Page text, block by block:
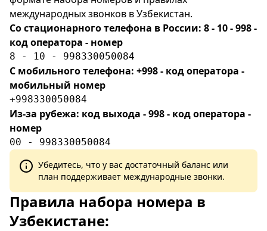
международных звонков в Узбекистан.
Со стационарного телефона в России: 8 - 10 - 998 -
код оператора - номер
8 - 10 - 998330050084
С мобильного телефона: +998 - код оператора -
мобильный номер
+998330050084
Из-за рубежа: код выхода - 998 - код оператора -
номер
00 - 998330050084
Убедитесь, что у вас достаточный баланс или
план поддерживает международные звонки.
Правила набора номера в
Узбекистане: